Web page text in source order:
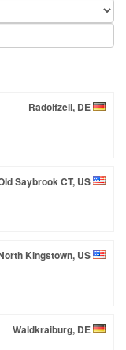
Radolfzell, DE
Saybrook CT, US
Kingstown, US
Waldkraiburg, DE